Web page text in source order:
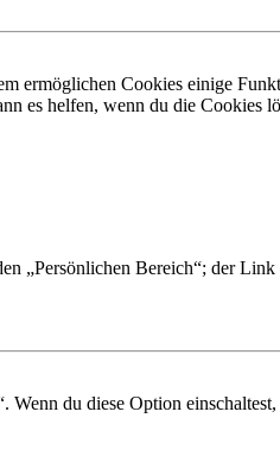
ermöglichen Cookies einige
es helfen, wenn du die Cookies
„Persönlichen Bereich“; der
du diese Option